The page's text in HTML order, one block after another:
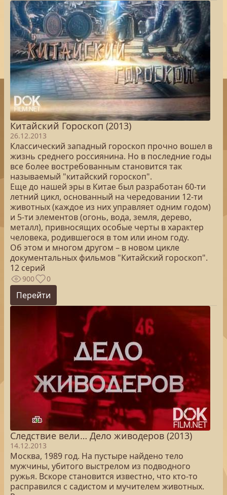
Китайский Гороскоп (2013)
26.12.2013
Классический западный гороскоп прочно вошел в
жизнь среднего россиянина. Но в последние годы
все более востребованным становится так
называемый "китайский гороскоп".
Еще до нашей эры в Китае был разработан 60-ти
летний цикл, основанный на чередовании 12-ти
животных (каждое из них управляет одним годом)
и 5-ти элементов (огонь, вода, земля, дерево,
металл), привносящих особые черты в характер
человека, родившегося в том или ином году.
Об этом и многом другом – в новом цикле
документальных фильмов "Китайский гороскоп".
12 серий
900 0
Перейти
Следствие вели… Дело живодеров (2013)
14.12.2013
Москва, 1989 год. На пустыре найдено тело
мужчины, убитого выстрелом из подводного
ружья. Вскоре становится известно, что кто-то
расправился с садистом и мучителем животных.